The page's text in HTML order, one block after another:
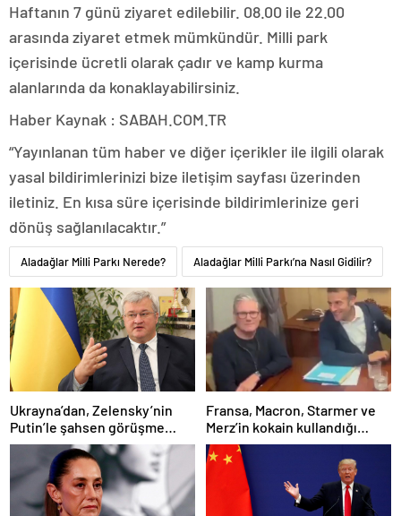
Haftanın 7 günü ziyaret edilebilir. 08.00 ile 22.00
arasında ziyaret etmek mümkündür. Milli park
içerisinde ücretli olarak çadır ve kamp kurma
alanlarında da konaklayabilirsiniz.
Haber Kaynak : SABAH.COM.TR
“Yayınlanan tüm haber ve diğer içerikler ile ilgili olarak
yasal bildirimlerinizi bize iletişim sayfası üzerinden
iletiniz. En kısa süre içerisinde bildirimlerinize geri
dönüş sağlanılacaktır.”
Aladağlar Milli Parkı Nerede? Aladağlar Milli Parkı’na Nasıl Gidilir?
Ukrayna’dan, Zelensky’nin
Putin’le şahsen görüşme
talebine ilişkin açıklama
Fransa, Macron, Starmer ve
Merz’in kokain kullandığı
iddiasını yalanladı